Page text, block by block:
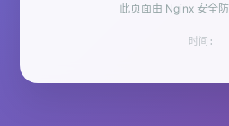
此页面由 Nginx 安全
时间: